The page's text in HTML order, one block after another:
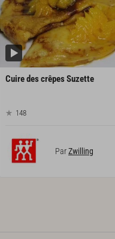
CuiredescrêpesSuzette
148
ParZwilling